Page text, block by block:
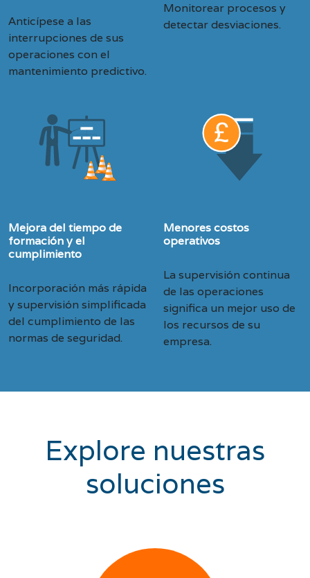
Anticípese a las
interrupciones de sus
operaciones con el
mantenimiento predictivo.
Monitorear procesos y
detectar desviaciones.
Mejora del tiempo de
formación y el
cumplimiento
Incorporación más rápida
y supervisión simplificada
del cumplimiento de las
normas de seguridad.
Menores costos
operativos
La supervisión continua
de las operaciones
significa un mejor uso de
los recursos de su
empresa.
Explore nuestras
soluciones